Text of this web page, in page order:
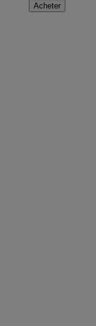
Acheter